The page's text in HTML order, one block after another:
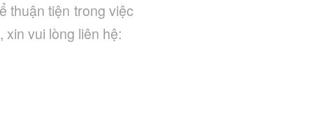
thuận tiện trong việc
vui lòng liên hệ: